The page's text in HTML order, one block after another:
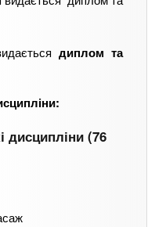
диплом та
дисципліни (76